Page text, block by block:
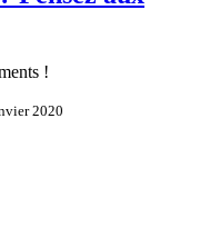
!
2020